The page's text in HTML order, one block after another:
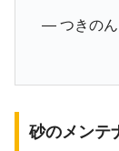
— つきのん
砂のメンテ